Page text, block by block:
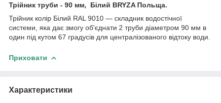
Трійник труби - 90 мм, Білий BRYZA Польща.
Трійник колір Білий RAL 9010 — складник водостічної
системи, яка дає змогу об'єднати 2 труби діаметром 90 мм в
один під кутом 67 градусів для централізованого відтоку води.
Приховати
Характеристики